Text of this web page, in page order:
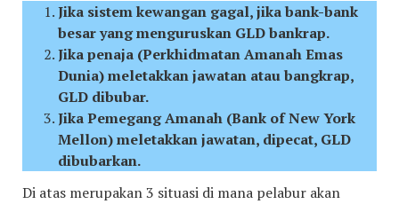
Jika sistem kewangan gagal, jika bank-bank
besar yang menguruskan GLD bankrap.
Jika penaja (Perkhidmatan Amanah Emas
Dunia) meletakkan jawatan atau bangkrap,
GLD dibubar.
Jika Pemegang Amanah (Bank of New York
Mellon) meletakkan jawatan, dipecat, GLD
dibubarkan.
Di atas merupakan 3 situasi di mana pelabur akan